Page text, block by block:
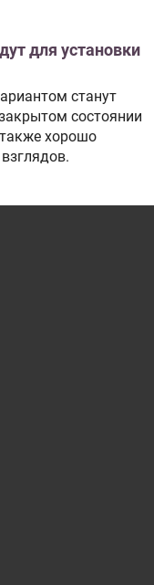
для установки
станут
состоянии
хорошо